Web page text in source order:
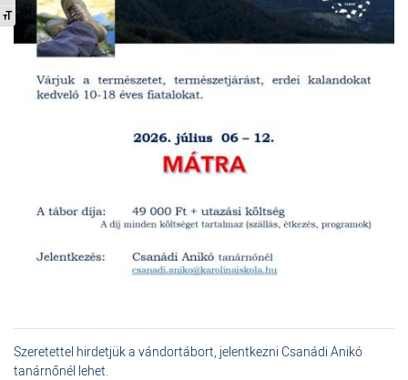
Betűméret váltása
Szeretettel hirdetjük a vándortábort, jelentkezni Csanádi Anikó
tanárnőnél lehet.